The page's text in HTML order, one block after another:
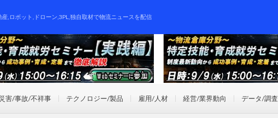
産,ロボット,ドローン,3PL,独自取材で物流ニュースを配信
害/事故/不祥事 テクノロジー/製品 雇用/人材 経営/業界動向 データ/調査